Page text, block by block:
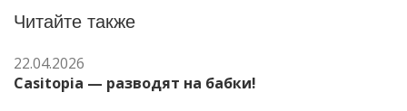
Читайте также
22.04.2026
Casitopia — разводят на бабки!